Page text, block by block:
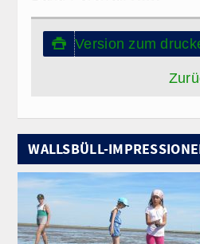
 Version zum
WALLSBÜLL-